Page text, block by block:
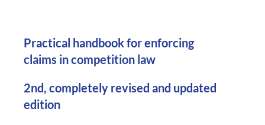
Practical handbook for enforcing
claims in competition law
2nd, completely revised and updated
edition